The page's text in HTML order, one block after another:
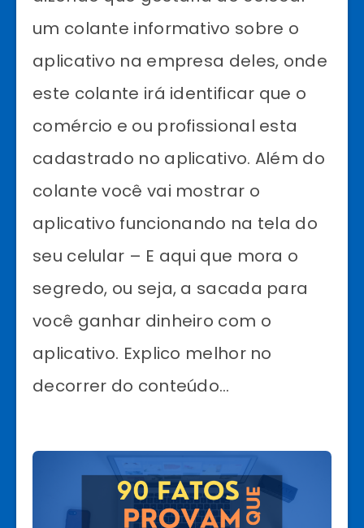
um colante informativo sobre o
aplicativo na empresa deles, onde
este colante irá identificar que o
comércio e ou profissional esta
cadastrado no aplicativo. Além do
colante você vai mostrar o
aplicativo funcionando na tela do
seu celular – E aqui que mora o
segredo, ou seja, a sacada para
você ganhar dinheiro com o
aplicativo. Explico melhor no
decorrer do conteúdo…